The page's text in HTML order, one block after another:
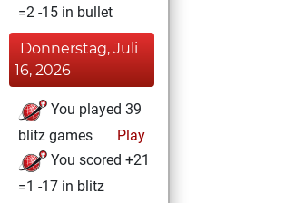
=2 -15 in bullet
Donnerstag, Juli
16, 2026
You played 39
blitz games
Play
You scored +21
=1 -17 in blitz